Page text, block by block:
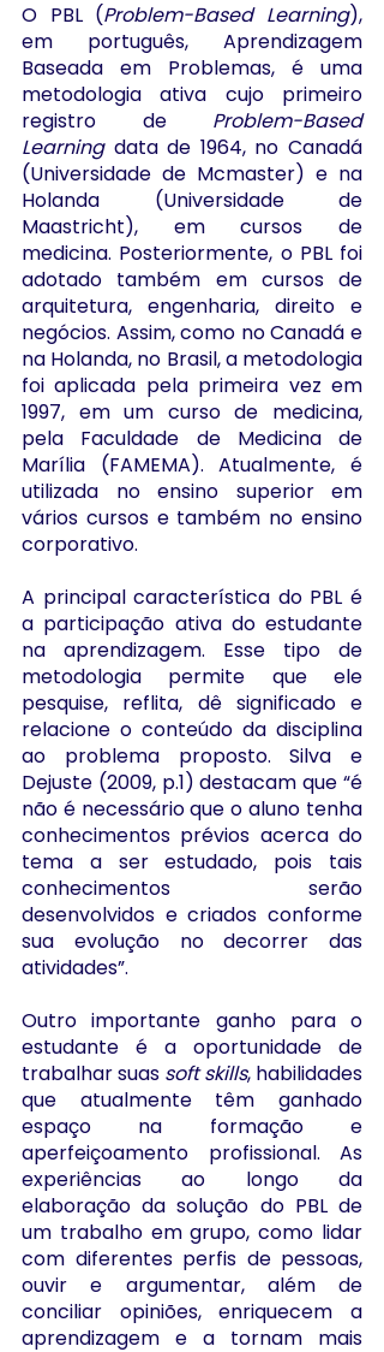
O PBL (Problem-Based Learning),
em português, Aprendizagem
Baseada em Problemas, é uma
metodologia ativa cujo primeiro
registro de Problem-Based
Learning data de 1964, no Canadá
(Universidade de Mcmaster) e na
Holanda (Universidade de
Maastricht), em cursos de
medicina. Posteriormente, o PBL foi
adotado também em cursos de
arquitetura, engenharia, direito e
negócios. Assim, como no Canadá e
na Holanda, no Brasil, a metodologia
foi aplicada pela primeira vez em
1997, em um curso de medicina,
pela Faculdade de Medicina de
Marília (FAMEMA). Atualmente, é
utilizada no ensino superior em
vários cursos e também no ensino
corporativo.
A principal característica do PBL é
a participação ativa do estudante
na aprendizagem. Esse tipo de
metodologia permite que ele
pesquise, reflita, dê significado e
relacione o conteúdo da disciplina
ao problema proposto. Silva e
Dejuste (2009, p.1) destacam que “é
não é necessário que o aluno tenha
conhecimentos prévios acerca do
tema a ser estudado, pois tais
conhecimentos serão
desenvolvidos e criados conforme
sua evolução no decorrer das
atividades”.
Outro importante ganho para o
estudante é a oportunidade de
trabalhar suas soft skills, habilidades
que atualmente têm ganhado
espaço na formação e
aperfeiçoamento profissional. As
experiências ao longo da
elaboração da solução do PBL de
um trabalho em grupo, como lidar
com diferentes perfis de pessoas,
ouvir e argumentar, além de
conciliar opiniões, enriquecem a
aprendizagem e a tornam mais